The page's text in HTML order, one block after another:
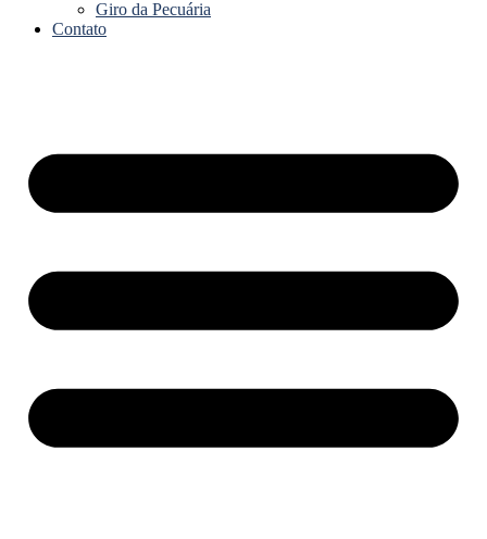
Giro da Pecuária
Contato